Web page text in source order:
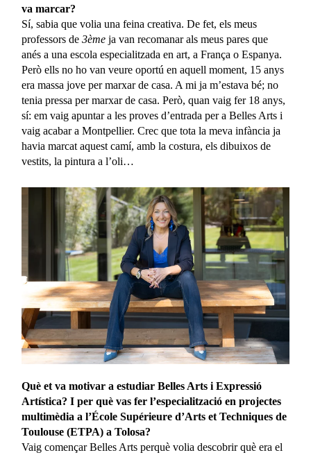
va marcar?
Sí, sabia que volia una feina creativa. De fet, els meus
professors de3ème ja van recomanar als meus pares que
anés a una escola especialitzada en art, a França o Espanya.
Però ells no ho van veure oportú en aquell moment, 15 anys
era massa jove per marxar de casa. A mi ja m’estava bé; no
tenia pressa per marxar de casa. Però, quan vaig fer 18 anys,
sí: em vaig apuntar a les proves d’entrada per a Belles Arts i
vaig acabar a Montpellier. Crec que tota la meva infància ja
havia marcat aquest camí, amb la costura, els dibuixos de
vestits, la pintura a l’oli…
Què et va motivar a estudiar Belles Arts i Expressió
Artística? I per què vas fer l’especialització en projectes
multimèdia a l’École Supérieure d’Arts et Techniques de
Toulouse (ETPA) a Tolosa?
Vaig començar Belles Arts perquè volia descobrir què era el